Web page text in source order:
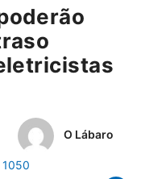
O Lábaro
1050